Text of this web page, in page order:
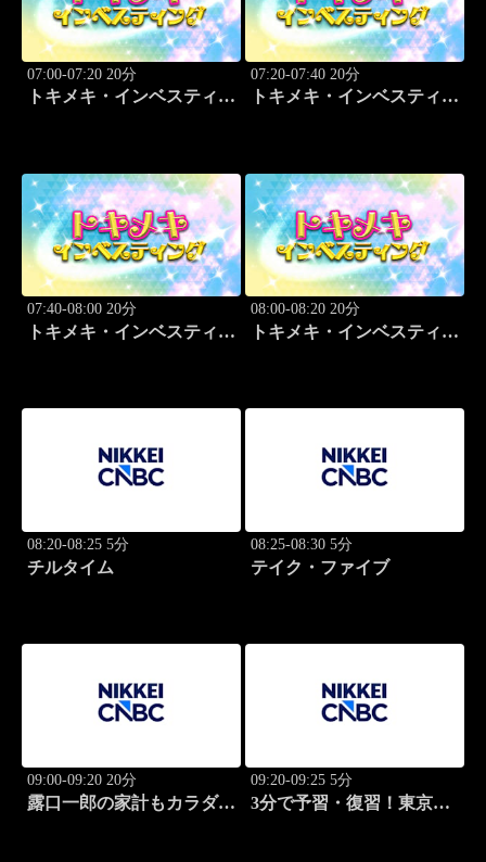
07:00-07:20 20分
トキメキ・インベスティン
07:20-07:40 20分
トキメキ・インベスティン
07:40-08:00 20分
トキメキ・インベスティン
08:00-08:20 20分
トキメキ・インベスティン
08:20-08:25 5分
チルタイム
08:25-08:30 5分
テイク・ファイブ
09:00-09:20 20分
露口一郎の家計もカラダも
09:20-09:25 5分
3分で予習・復習！東京市